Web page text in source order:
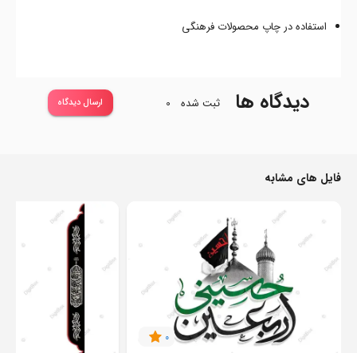
استفاده در چاپ محصولات فرهنگی
دیدگاه ها ثبت شده 0 ارسال دیدگاه
فایل های مشابه
0